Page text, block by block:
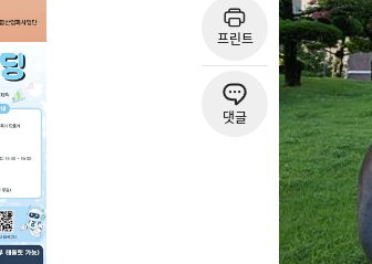
프린트
댓글